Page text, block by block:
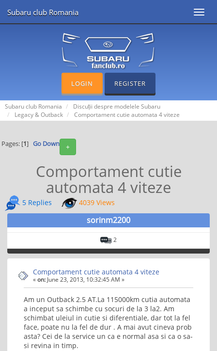
Subaru club Romania
LOGIN REGISTER
Subaru club Romania
Discuții despre modelele Subaru
Legacy & Outback
Comportament cutie automata 4 viteze
+
Pages: [1] Go Down
Comportament cutie
automata 4 viteze
5 Replies 4039 Views
sorinm2200
2
Comportament cutie automata 4 viteze
«on: June 23, 2013, 10:32:45 AM »
Am un Outback 2.5 AT.La 115000km cutia automata
a inceput sa schimbe cu socuri de la 3 la2. Am
schimbat uleiul in cutie si diferentiale, dar tot la fel
face, poate nu la fel de dur . A mai avut cineva prob
asta? Cei de la service un ca e normal asa si ca o sa-
si revina in timp.